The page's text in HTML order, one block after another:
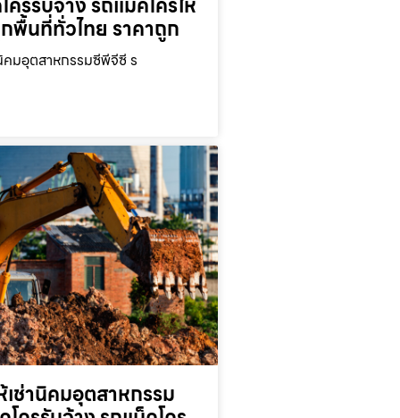
กพื้นที่ทั่วไทย ราคาถูก
คมอุตสาหกรรมซีพีจีซี ร
เช่านิคมอุตสาหกรรม